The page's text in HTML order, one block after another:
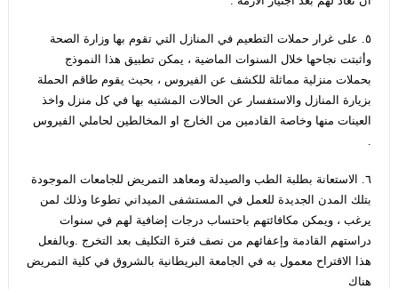
٥. على غرار حملات التطعيم في المنازل التي تقوم بها وزارة الصحة
وأثبتت نجاحها خلال السنوات الماضية ، يمكن تطبيق هذا النموذج
بحملات منزلية مماثلة للكشف عن الفيروس ، بحيث يقوم طاقم الحملة
بزيارة المنازل والاستفسار عن الحالات المشتبه بها في كل منزل واخذ
العينات منها وخاصة القادمين من الخارج او المخالطين لحاملي الفيروس
٦. الاستعانة بطلبة الطب والصيدلة ومعاهد التمريض للجامعات الموجودة
بتلك المدن الجديدة للعمل في المستشفى الميداني تطوعا وذلك لمن
يرغب ، ويمكن مكافائتهم باحتساب درجات إضافية لهم في سنوات
دراستهم القادمة وإعفائهم من نصف فترة التكليف بعد التخرج .وبالفعل
هذا الاقتراح معمول به في الجامعة البريطانية بالشروق في كلية التمريض
هناك